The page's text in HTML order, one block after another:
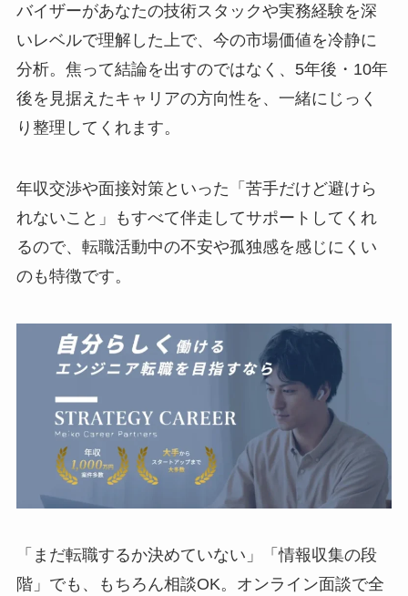
バイザーがあなたの技術スタックや実務経験を深
いレベルで理解した上で、今の市場価値を冷静に
分析。焦って結論を出すのではなく、5年後・10年
後を見据えたキャリアの方向性を、一緒にじっく
り整理してくれます。
年収交渉や面接対策といった「苦手だけど避けら
れないこと」もすべて伴走してサポートしてくれ
るので、転職活動中の不安や孤独感を感じにくい
のも特徴です。
「まだ転職するか決めていない」「情報収集の段
階」でも、もちろん相談OK。オンライン面談で全